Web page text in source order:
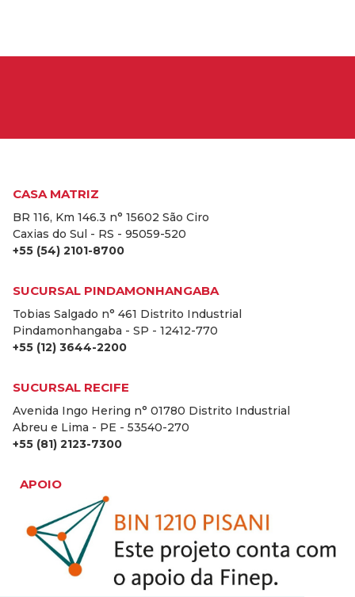
CASA MATRIZ
BR 116, Km 146.3 n° 15602 São Ciro
Caxias do Sul - RS - 95059-520
+55 (54) 2101-8700
SUCURSAL PINDAMONHANGABA
Tobias Salgado n° 461 Distrito Industrial
Pindamonhangaba - SP - 12412-770
+55 (12) 3644-2200
SUCURSAL RECIFE
Avenida Ingo Hering n° 01780 Distrito Industrial
Abreu e Lima - PE - 53540-270
+55 (81) 2123-7300
APOIO